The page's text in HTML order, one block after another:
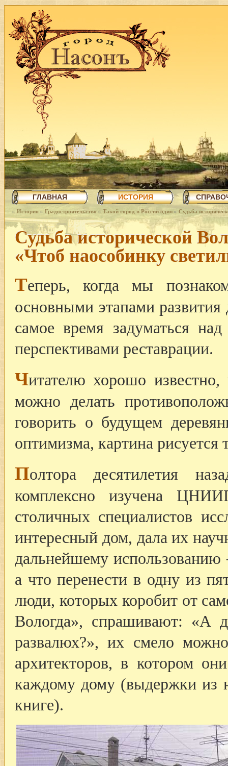
ГЛАВНАЯ ИСТОРИЯ
» История » Градостроительство » Такой город в России один » Судьба
Судьба исторической
«Чтоб наособинку
Теперь, когда мы
основными этапами развития
самое время задуматься
перспективами реставрации.
Читателю хорошо
можно делать
говорить о будущем
оптимизма, картина рисуется
Полтора десятилетия
комплексно изучена
столичных специалистов
интересный дом, дала их
дальнейшему
а что перенести в одну из
люди, которых коробит от
Вологда», спрашивают: «А
развалюх?», их смело
архитекторов, в котором
каждому дому (выдержки из
книге).